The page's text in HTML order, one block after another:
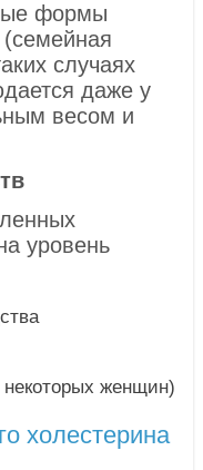
формы
случаях
даже у
весом и
уровень
женщин)
холестерина